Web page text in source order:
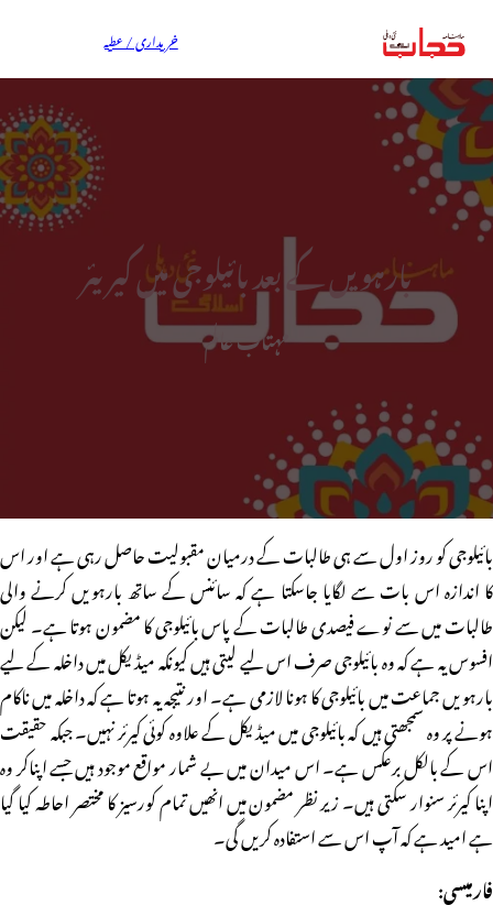
خریداری / عطیہ
بارہویں کے بعد بائیلوجی میں کیریئر
مہتاب عالم
بائیلوجی کو روز اول سے ہی طالبات کے درمیان مقبولیت حاصل رہی ہے اور اس
کا اندازہ اس بات سے لگایا جاسکتا ہے کہ سائنس کے ساتھ بارہویں کرنے والی
طالبات میں سے نوے فیصدی طالبات کے پاس بائیلوجی کا مضمون ہوتا ہے۔ لیکن
افسوس یہ ہے کہ وہ بائیلوجی صرف اس لیے لیتی ہیں کیونکہ میڈیکل میں داخلہ کے لیے
بارہویں جماعت میں بائیلوجی کا ہونا لازمی ہے۔ اور نتیجہ یہ ہوتا ہے کہ داخلہ میں ناکام
ہونے پر وہ سمجھتی ہیں کہ بائیلوجی میں میڈیکل کے علاوہ کوئی کیرئر نہیں۔ جبکہ حقیقت
اس کے بالکل برعکس ہے۔ اس میدان میں بے شمار مواقع موجود ہیں جسے اپناکر وہ
اپنا کیرئر سنوار سکتی ہیں۔ زیر نظر مضمون میں انھیں تمام کورسیز کا مختصر احاطہ کیا گیا
ہے امید ہے کہ آپ اس سے استفادہ کریں گی۔
فارمیسی: